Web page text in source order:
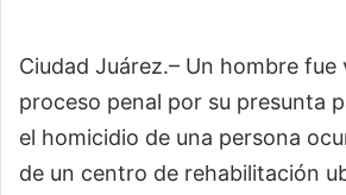
Ciudad Juárez.– Un hombre fue
proceso penal por su presunta
el homicidio de una persona
de un centro de rehabilitación